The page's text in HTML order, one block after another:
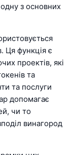
з основних
Ця функція є
проектів, які
та
та послуги
допомагає
чи то
винагород